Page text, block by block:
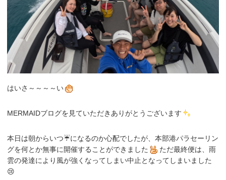
はいさ～～～～い
MERMAIDブログを見ていただきありがとうございます
本日は朝からいつ☔になるのか心配でしたが、本部港パラセーリン
グを何とか無事に開催することができました
ただ最終便は、雨
雲の発達により風が強くなってしまい中止となってしまいました
😢